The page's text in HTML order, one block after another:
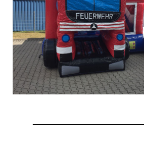
GDekonP-LKW
Kleinalarmfahrzeug KLAF
Kommandowagen KdoW
Hubarbeitsbühne B18